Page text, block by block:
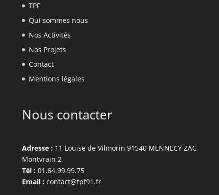
TPF
Qui sommes nous
Nos Activités
Nos Projets
Contact
Mentions légales
Nous contacter
Adresse :11 Louise de Vilmorin 91540 MENNECY ZAC
Montvrain 2
Tél :01.64.99.99.75
Email : contact@tpf91.fr